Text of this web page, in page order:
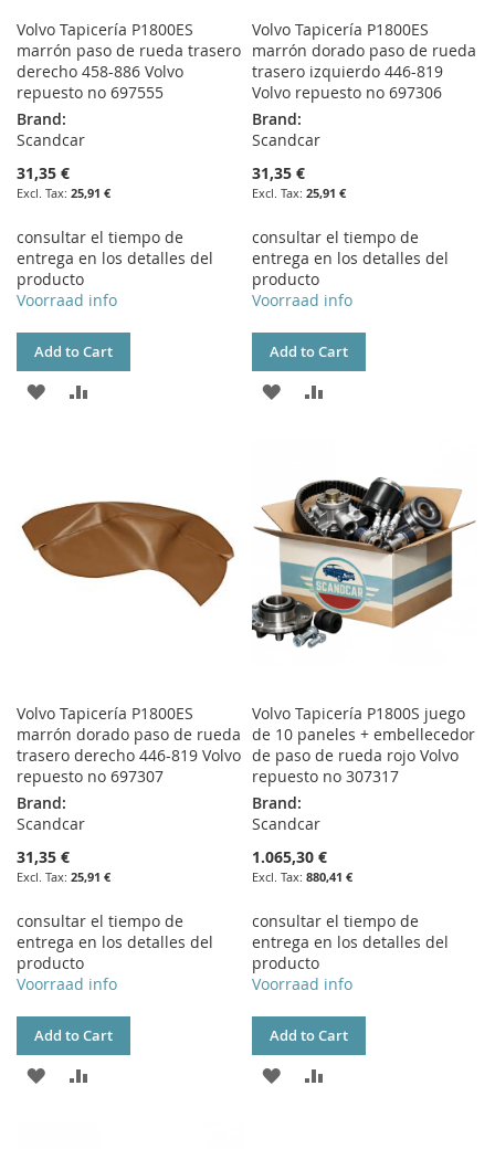
Volvo Tapicería P1800ES
marrón paso de rueda trasero
derecho 458-886 Volvo
repuesto no 697555
Brand:
Scandcar
31,35 €
25,91 €
consultar el tiempo de
entrega en los detalles del
producto
Voorraad info
Add to Cart
ADD
LIST
Volvo Tapicería P1800ES
marrón dorado paso de rueda
trasero izquierdo 446-819
Volvo repuesto no 697306
Brand:
Scandcar
31,35 €
25,91 €
consultar el tiempo de
entrega en los detalles del
producto
Voorraad info
Add to Cart
ADD
LIST
Volvo Tapicería P1800ES
marrón dorado paso de rueda
trasero derecho 446-819 Volvo
repuesto no 697307
Brand:
Scandcar
31,35 €
25,91 €
consultar el tiempo de
entrega en los detalles del
producto
Voorraad info
Add to Cart
ADD
Volvo Tapicería P1800S juego
de 10 paneles + embellecedor
de paso de rueda rojo Volvo
repuesto no 307317
Brand:
Scandcar
1.065,30 €
880,41 €
consultar el tiempo de
entrega en los detalles del
producto
Voorraad info
Add to Cart
ADD